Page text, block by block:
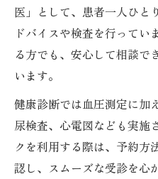
医」として、患者一人ひと
ドバイスや検査を行ってい
る方でも、安心して相談で
います。
健康診断では血圧測定に加
尿検査、心電図なども実施
クを利用する際は、予約方
認し、スムーズな受診を心